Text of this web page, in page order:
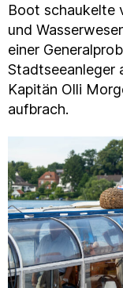
Boot schaukelte
und
einer
Stadtseeanleger
Kapitän Olli
aufbrach.